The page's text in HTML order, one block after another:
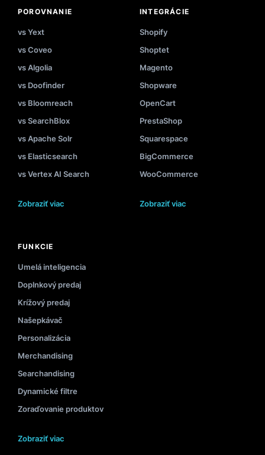
POROVNANIE
vs Yext
vs Coveo
vs Algolia
vs Doofinder
vs Bloomreach
vs SearchBlox
vs Apache Solr
vs Elasticsearch
vs Vertex AI Search
Zobraziť viac
INTEGRÁCIE
Shopify
Shoptet
Magento
Shopware
OpenCart
PrestaShop
Squarespace
BigCommerce
WooCommerce
Zobraziť viac
FUNKCIE
Umelá inteligencia
Doplnkový predaj
Krížový predaj
Našepkávač
Personalizácia
Merchandising
Searchandising
Dynamické filtre
Zoraďovanie produktov
Zobraziť viac